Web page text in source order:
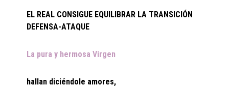
EL REAL CONSIGUE EQUILIBRAR LA TRANSICIÓN
DEFENSA-ATAQUE
La pura y hermosa Virgen
hallan diciéndole amores,